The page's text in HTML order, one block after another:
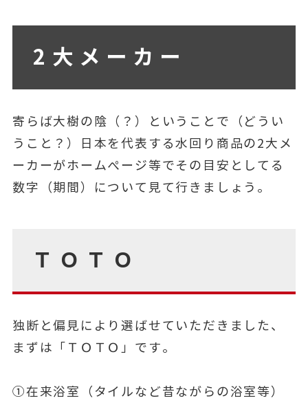
2大メーカー
寄らば大樹の陰（？）ということで（どうい
うこと？）日本を代表する水回り商品の2大メ
ーカーがホームぺージ等でその目安としてる
数字（期間）について見て行きましょう。
ＴＯＴＯ
独断と偏見により選ばせていただきました、
まずは「ＴＯＴＯ」です。
①在来浴室（タイルなど昔ながらの浴室等）